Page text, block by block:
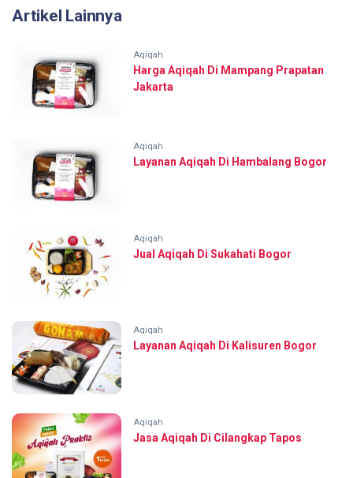
Artikel Lainnya
Aqiqah
Harga Aqiqah Di Mampang Prapatan
Jakarta
Aqiqah
Layanan Aqiqah Di Hambalang Bogor
Aqiqah
Jual Aqiqah Di Sukahati Bogor
Aqiqah
Layanan Aqiqah Di Kalisuren Bogor
Aqiqah
Jasa Aqiqah Di Cilangkap Tapos